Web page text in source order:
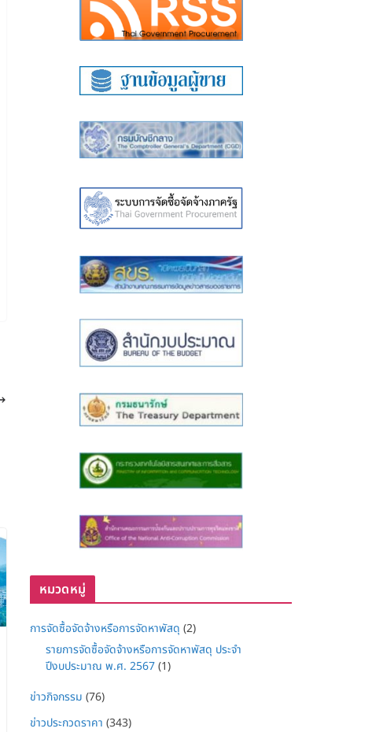
หมวดหมู่
การจัดซื้อจัดจ้างหรือการจัดหาพัสดุ (2)
รายการจัดซื้อจัดจ้างหรือการจัดหาพัสดุ ประจำ
ปีงบประมาณ พ.ศ. 2567(1)
ข่าวกิจกรรม (76)
ข่าวประกวดราคา (343)